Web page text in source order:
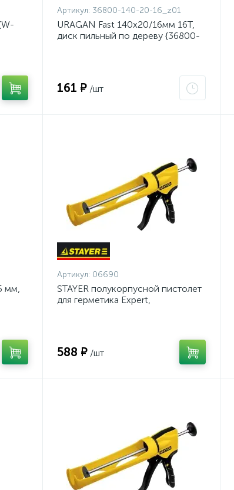
Артикул: 36800-140-20-16_z01
URAGAN Fast 140x20/16мм 16Т,
диск пильный по дереву {36800-
161 ₽ /шт
мм,
Артикул: 06690
STAYER полукорпусной пистолет
для герметика Expert,
588 ₽ /шт